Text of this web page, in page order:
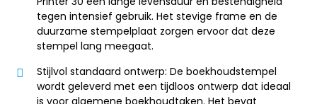
tegen intensief gebruik. Het stevige frame en de
duurzame stempelplaat zorgen ervoor dat deze
stempel lang meegaat.
Stijlvol standaard ontwerp: De boekhoudstempel
wordt geleverd met een tijdloos ontwerp dat ideaal